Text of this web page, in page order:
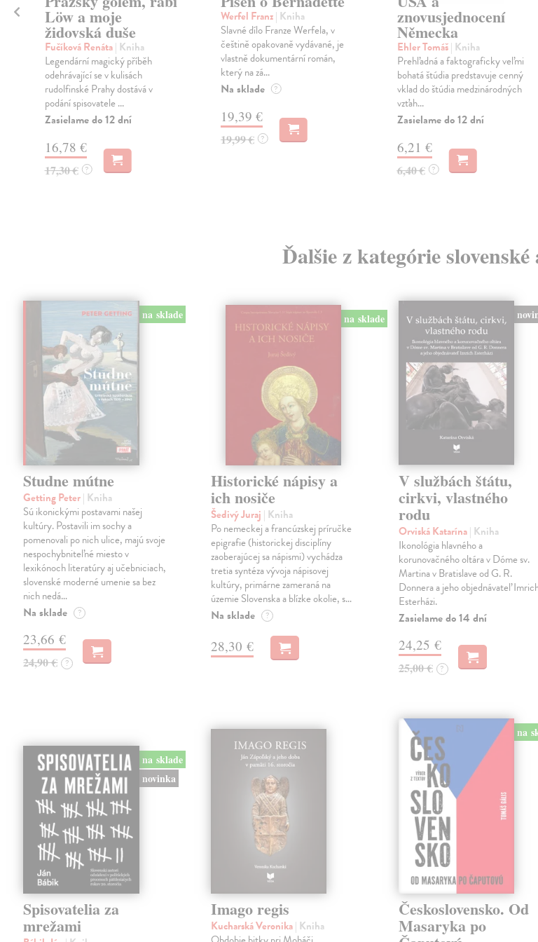
Löw a moje
židovská duše
Fučíková Renáta| Kniha
Legendární magický příběh
odehrávající se v kulisách
rudolfinské Prahy dostává v
podání spisovatele ...
Zasielame do 12 dní
16,78 €
17,30 € ?
Werfel Franz| Kniha
Slavné dílo Franze Werfela, v
češtině opakovaně vydávané, je
vlastně dokumentární román,
který na zá...
Na sklade ?
19,39 €
19,99 € ?
znovusjednocení
Německa
Ehler Tomáš| Kniha
Prehľadná a faktograficky veľmi
bohatá štúdia predstavuje cenný
vklad do štúdia medzinárodných
vzťah...
Zasielame do 12 dní
6,21 €
6,40 € ?
Ďalšie z kategórie
na sklade
Studne mútne
Getting Peter| Kniha
Sú ikonickými postavami našej
kultúry. Postavili im sochy a
pomenovali po nich ulice, majú svoje
nespochybniteľné miesto v
lexikónoch literatúry aj učebniciach,
slovenské moderné umenie sa bez
nich nedá…
Na sklade ?
23,66 €
24,90 € ?
na sklade
Historické nápisy a
ich nosiče
Šedivý Juraj | Kniha
Po nemeckej a francúzskej príručke
epigrafie (historickej disciplíny
zaoberajúcej sa nápismi) vychádza
tretia syntéza vývoja nápisovej
kultúry, primárne zameraná na
územie Slovenska a blízke okolie, s…
Na sklade ?
28,30 €
V službách štátu,
cirkvi, vlastného
rodu
Orviská Katarína| Kniha
Ikonológia hlavného a
korunovačného oltára v Dóme sv.
Martina v Bratislave od G. R.
Donnera a jeho objednávateľ
Esterházi.
Zasielame do 14 dní
24,25 €
25,00 € ?
na sklade
novinka
Spisovatelia za
mrežami
Imago regis
Kucharská Veronika| Kniha
na
Československo. Od
Masaryka po